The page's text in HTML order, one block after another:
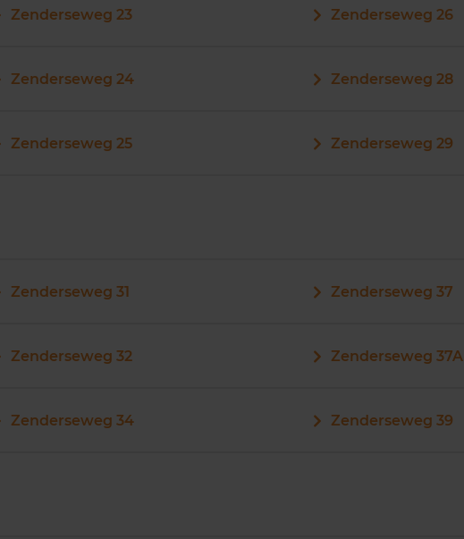
Zenderseweg 23
Zenderseweg 24
Zenderseweg 25
Zenderseweg 26
Zenderseweg 28
Zenderseweg 29
Zenderseweg 31
Zenderseweg 32
Zenderseweg 34
Zenderseweg 37
Zenderseweg 37A
Zenderseweg 39